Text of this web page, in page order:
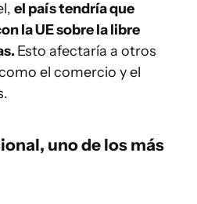
el país tendría que
la UE sobre la libre
Esto afectaría a otros
el comercio y el
uno de los más